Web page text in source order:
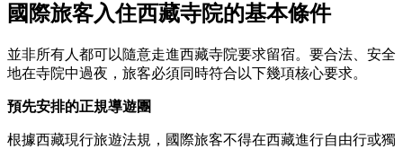
國際旅客入住西藏寺院的基本條件
並非所有人都可以隨意走進西藏寺院要求留宿。要合法、安全
地在寺院中過夜，旅客必須同時符合以下幾項核心要求。
預先安排的正規導遊團
根據西藏現行旅遊法規，國際旅客不得在西藏進行自由行或獨